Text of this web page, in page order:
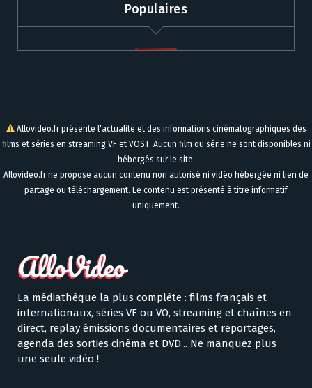
Populaires
Allovideo.fr présente l'actualité et des informations cinématographiques des
films et séries en streaming VF et VOST. Aucun film ou série ne sont disponibles ni
hébergés sur le site.
Allovideo.fr ne propose aucun contenu non autorisé ni vidéo hébergée ni lien de
partage ou téléchargement. Le contenu est présenté à titre informatif
uniquement.
La médiathèque la plus complète : films français et
internationaux, séries VF ou VO, streaming et chaînes en
direct, replay émissions documentaires et reportages,
agenda des sorties cinéma et DVD... Ne manquez plus
une seule vidéo !